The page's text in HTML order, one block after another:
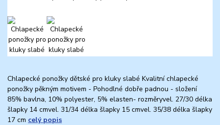
Chlapecké ponožky dětské pro kluky slabé Kvalitní chlapecké
ponožky pěkným motivem - Pohodlné dobře padnou - složení
85% bavlna, 10% polyester, 5% elasten- rozměryvel. 27/30 délka
šlapky 14 cmvel. 31/34 délka šlapky 15 cmvel. 35/38 délka šlapky
17 cm celý popis